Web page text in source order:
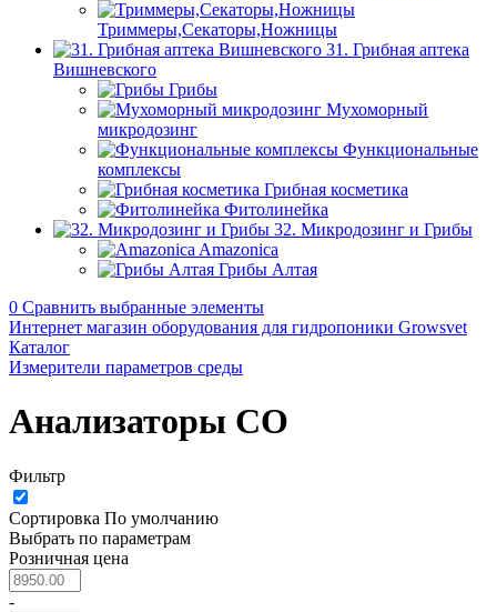
Триммеры,Секаторы,Ножницы
31. Грибная аптека
Вишневского
Грибы
Мухоморный
микродозинг
Функциональные
комплексы
Грибная косметика
Фитолинейка
32. Микродозинг и Грибы
Amazonica
Грибы Алтая
0 Сравнить выбранные элементы
Интернет магазин оборудования для гидропоники Growsvet
Каталог
Измерители параметров среды
Анализаторы CO
Фильтр
Сортировка По умолчанию
Выбрать по параметрам
Розничная цена
-